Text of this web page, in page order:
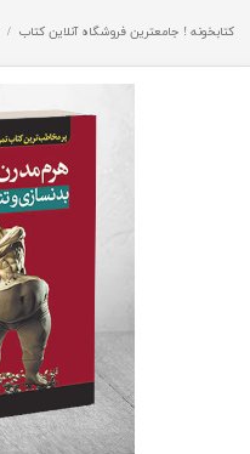
کتابخونه ! جامعترین فروشگاه آنلاین کتاب